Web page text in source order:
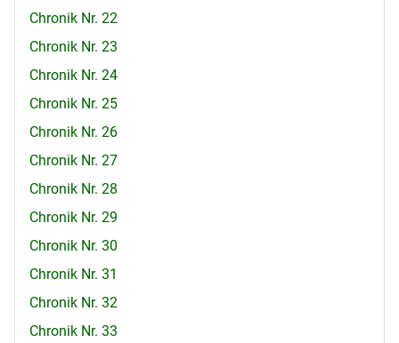
Chronik Nr. 22
Chronik Nr. 23
Chronik Nr. 24
Chronik Nr. 25
Chronik Nr. 26
Chronik Nr. 27
Chronik Nr. 28
Chronik Nr. 29
Chronik Nr. 30
Chronik Nr. 31
Chronik Nr. 32
Chronik Nr. 33